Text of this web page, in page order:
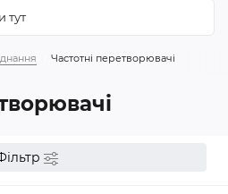
Частотні перетворювачі